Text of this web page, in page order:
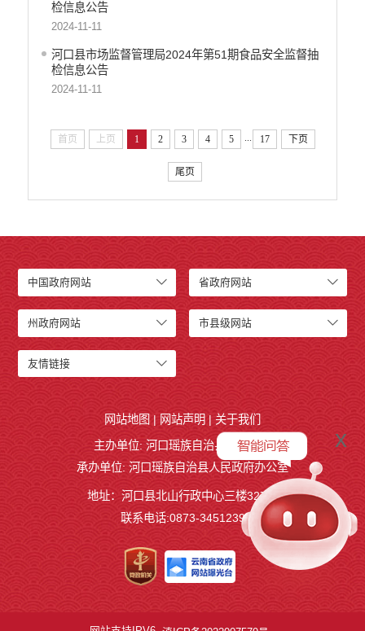
检信息公告
2024-11-11
河口县市场监督管理局2024年第51期食品安全监督抽
检信息公告
2024-11-11
首页 上页 1 2 3 4 5 ... 17 下页
尾页
中国政府网站 省政府网站
州政府网站 市县级网站
友情链接
网站地图 | 网站声明 | 关于我们
主办单位: 河口瑶族自治县人民政府
承办单位: 河口瑶族自治县人民政府办公室
地址：河口县北山行政中心三楼327室
联系电话:0873-3451239
x